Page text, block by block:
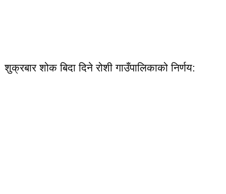
शुक्रबार शोक बिदा दिने रोशी गाउँपालिकाको निर्णय: